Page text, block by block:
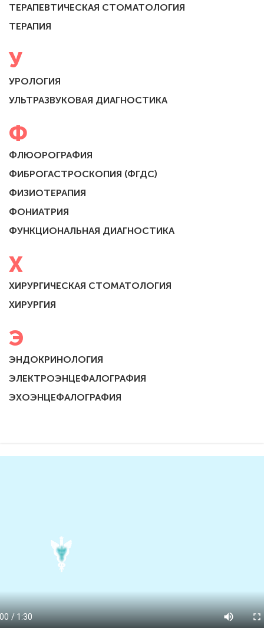
ТЕРАПЕВТИЧЕСКАЯ СТОМАТОЛОГИЯ
ТЕРАПИЯ
У
УРОЛОГИЯ
УЛЬТРАЗВУКОВАЯ ДИАГНОСТИКА
Ф
ФЛЮОРОГРАФИЯ
ФИБРОГАСТРОСКОПИЯ (ФГДС)
ФИЗИОТЕРАПИЯ
ФОНИАТРИЯ
ФУНКЦИОНАЛЬНАЯ ДИАГНОСТИКА
Х
ХИРУРГИЧЕСКАЯ СТОМАТОЛОГИЯ
ХИРУРГИЯ
Э
ЭНДОКРИНОЛОГИЯ
ЭЛЕКТРОЭНЦЕФАЛОГРАФИЯ
ЭХОЭНЦЕФАЛОГРАФИЯ